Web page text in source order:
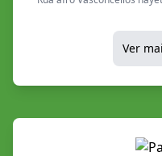
Ver